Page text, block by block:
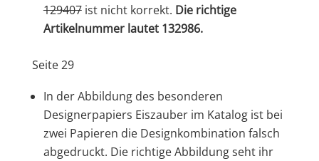
129407ist nicht korrekt. Die richtige
Artikelnummer lautet 132986.
Seite 29
In der Abbildung des besonderen
Designerpapiers Eiszauber im Katalog ist bei
zwei Papieren die Designkombination falsch
abgedruckt. Die richtige Abbildung seht ihr